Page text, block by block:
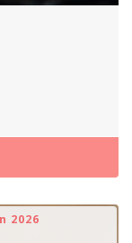
2026